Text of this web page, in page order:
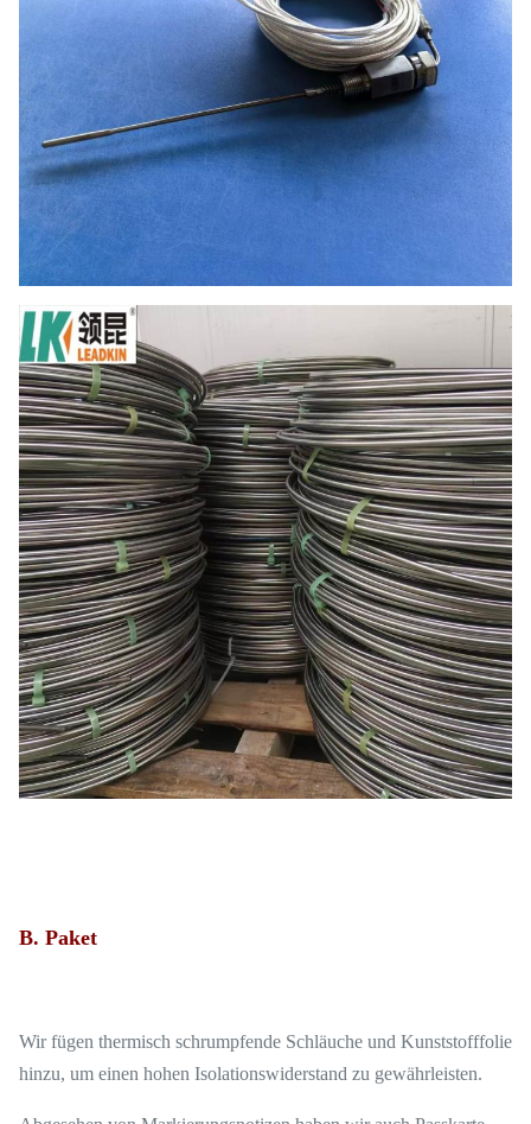
B. Paket
Wir fügen thermisch schrumpfende Schläuche und Kunststofffolie
hinzu, um einen hohen Isolationswiderstand zu gewährleisten.